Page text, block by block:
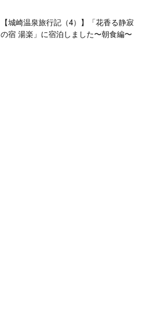
【城崎温泉旅行記（4）】「花香る静寂
の宿 湯楽」に宿泊しました〜朝食編〜